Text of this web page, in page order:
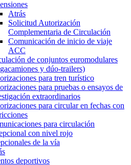
Atrás
Solicitud Autorización
Complementaria de Circulación
Comunicación de inicio de viaje
ACC
de conjuntos euromodulares
y dúo-trailers)
para tren turístico
para pruebas o ensayos de
extraordinarios
para circular en fechas con
para circulación
con nivel rojo
de la vía
deportivos